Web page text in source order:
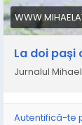
La doi pași
Jurnalul
Autentifică-te